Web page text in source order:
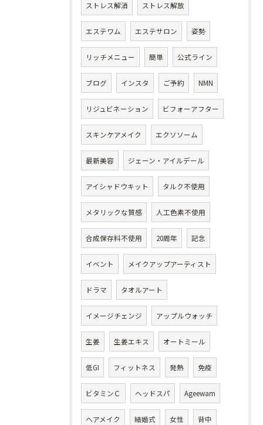
ストレス解消 ストレス解放
エステワム エステサロン 姿勢
リッチメニュー 簡単 公式ライン
ブログ インスタ ご予約 NMN
リジュビネーション ビフォーアフター
スキンケアメイク エクソソーム
最新美容 ジェーン・アイルデール
アイシャドウキット タルク不使用
メタリックな質感 人工色素不使用
合成保存料不使用 20周年 記念
イベント メイクアップアーティスト
ドラマ タオルアート
イメージチェンジ アップルウォッチ
生姜 生姜エキス オートミール
低GI フィットネス 発熱 免疫
ビタミンＣ ヘッドスパ Ageewam
ヘアメイク 結婚式 女性 背中